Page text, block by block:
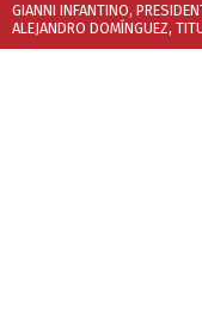
GIANNI INFANTINO,
ALEJANDRO DOMÍNGUEZ,